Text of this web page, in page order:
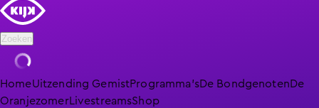
Zoeken
HomeUitzending GemistProgramma'sDe BondgenotenDe
OranjezomerLivestreamsShop